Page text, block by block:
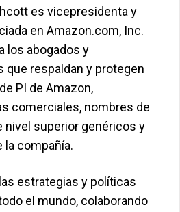
es vicepresidenta y
en Amazon.com, Inc.
los abogados y
que respaldan y protegen
PI de Amazon,
comerciales, nombres de
nivel superior genéricos y
la compañía.
estrategias y políticas
el mundo, colaborando